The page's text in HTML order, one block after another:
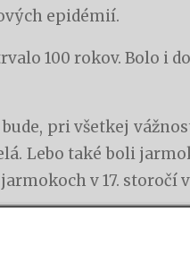
epidémií.
100 rokov. Bolo i
pri všetkej
Lebo také boli
v 17. storočí